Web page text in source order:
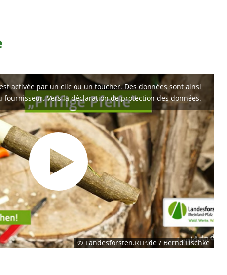
activée par un clic ou un toucher. Des données sont ainsi
fournisseur. Vers la déclaration de protection des données.
© Landesforsten.RLP.de / Bernd Lischke